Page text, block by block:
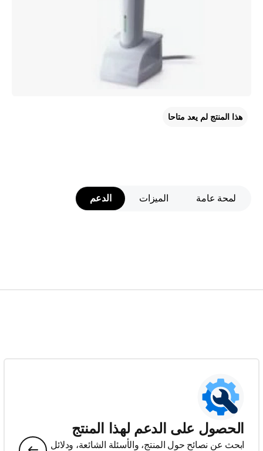
هذا المنتج لم يعد متاحا
لمحة عامة الميزات الدعم
الحصول على الدعم لهذا المنتج
ابحث عن نصائح حول المنتج، والأسئلة الشائعة، ودلائل